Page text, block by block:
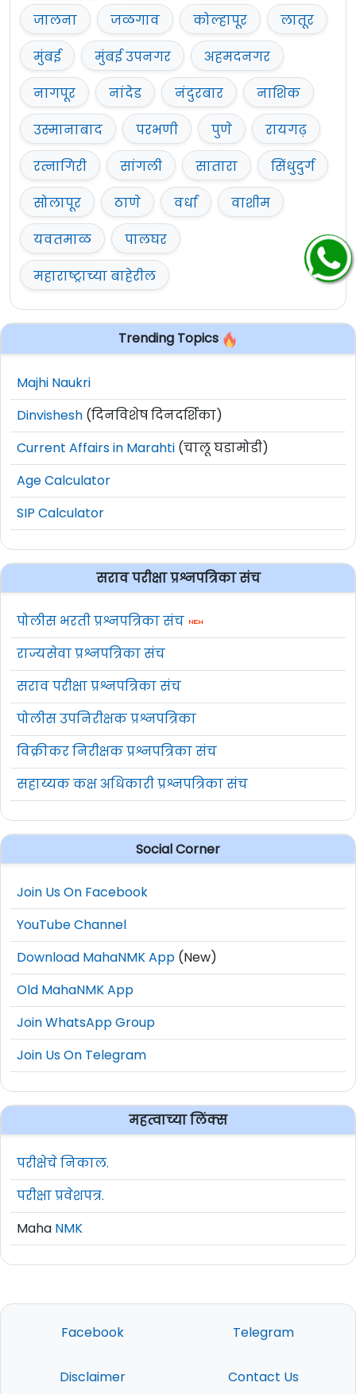
जालना
जळगाव कोल्हापूर
लातूर
मुंबई
मुंबई उपनगर
अहमदनगर
नागपूर
नांदेड नंदुरबार
नाशिक
उस्मानाबाद
परभणी पुणे
रायगढ़
रत्नागिरी
सांगली सातारा
सिंधुदुर्ग
सोलापूर
ठाणे वर्धा
वाशीम
यवतमाळ
पालघर
महाराष्ट्राच्या बाहेरील
Trending Topics
Majhi Naukri
Dinvishesh (दिनविशेष दिनदर्शिका)
Current Affairs in Marahti (चालू घडामोडी)
Age Calculator
SIP Calculator
सराव परीक्षा प्रश्नपत्रिका संच
पोलीस भरती प्रश्नपत्रिका संच
राज्यसेवा प्रश्नपत्रिका संच
सराव परीक्षा प्रश्नपत्रिका संच
पोलीस उपनिरीक्षक प्रश्नपत्रिका
विक्रीकर निरीक्षक प्रश्नपत्रिका संच
सहाय्यक कक्ष अधिकारी प्रश्नपत्रिका संच
Social Corner
Join Us On Facebook
YouTube Channel
Download MahaNMK App (New)
Old MahaNMK App
Join WhatsApp Group
Join Us On Telegram
महत्वाच्या लिंक्स
परीक्षेचे निकाल.
परीक्षा प्रवेशपत्र.
Maha NMK
Facebook Telegram
Disclaimer Contact Us